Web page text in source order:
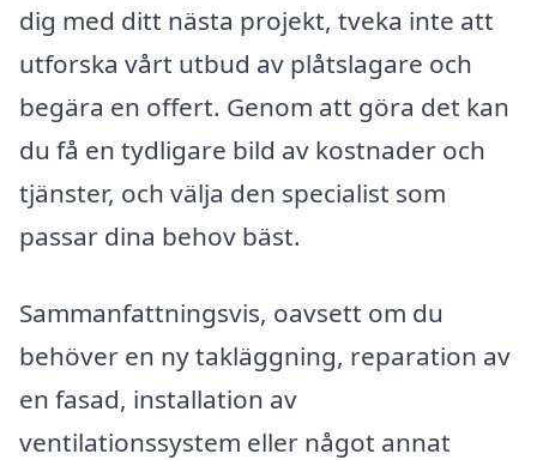
dig med ditt nästa projekt, tveka inte att
utforska vårt utbud av plåtslagare och
begära en offert. Genom att göra det kan
du få en tydligare bild av kostnader och
tjänster, och välja den specialist som
passar dina behov bäst.
Sammanfattningsvis, oavsett om du
behöver en ny takläggning, reparation av
en fasad, installation av
ventilationssystem eller något annat